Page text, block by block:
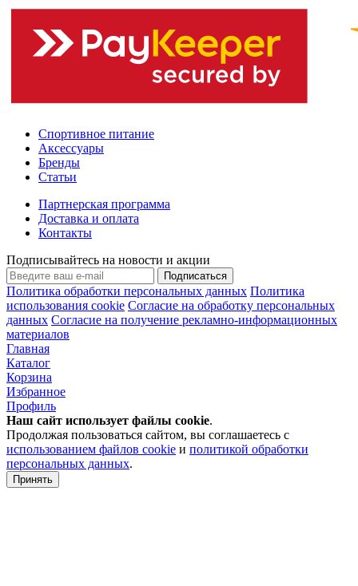
Спортивное питание
Аксессуары
Бренды
Статьи
Партнерская программа
Доставка и оплата
Контакты
Подписывайтесь на новости и акции
Подписаться
Политика обработки персональных данных Политика
использования cookie Согласие на обработку персональных
данных Согласие на получение рекламно-информационных
материалов
Главная
Каталог
Корзина
Избранное
Профиль
Наш сайт использует файлы cookie.
Продолжая пользоваться сайтом, вы соглашаетесь с
использованием файлов cookie и политикой обработки
персональных данных.
Принять